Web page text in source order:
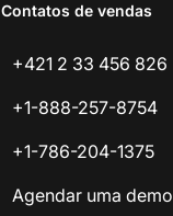
Contatos de vendas
+421 2 33 456 826
+1-888-257-8754
+1-786-204-1375
Agendar uma demo